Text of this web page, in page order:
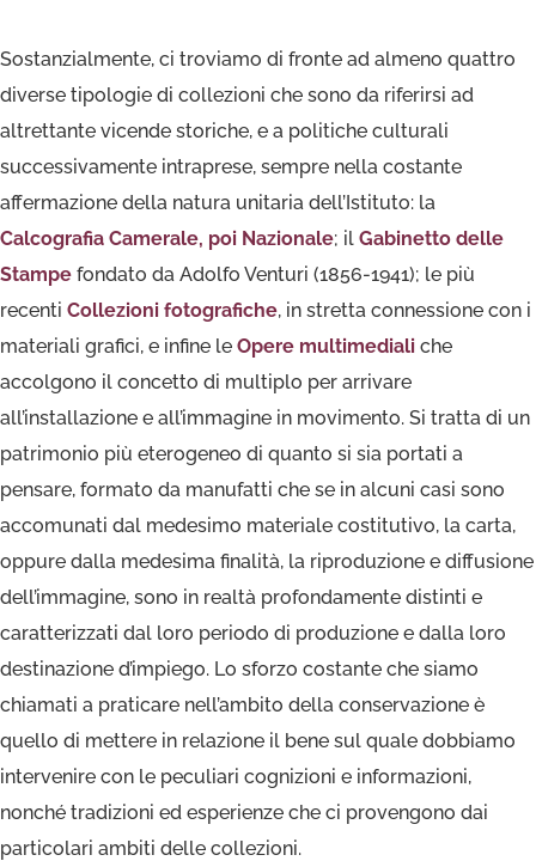
Sostanzialmente, ci troviamo di fronte ad almeno quattro
diverse tipologie di collezioni che sono da riferirsi ad
altrettante vicende storiche, e a politiche culturali
successivamente intraprese, sempre nella costante
affermazione della natura unitaria dell’Istituto: la
Calcografia Camerale, poi Nazionale; il Gabinetto delle
Stampe fondato da Adolfo Venturi (1856-1941); le più
recenti Collezioni fotografiche, in stretta connessione con i
materiali grafici, e infine le Opere multimediali che
accolgono il concetto di multiplo per arrivare
all’installazione e all’immagine in movimento. Si tratta di un
patrimonio più eterogeneo di quanto si sia portati a
pensare, formato da manufatti che se in alcuni casi sono
accomunati dal medesimo materiale costitutivo, la carta,
oppure dalla medesima finalità, la riproduzione e diffusione
dell’immagine, sono in realtà profondamente distinti e
caratterizzati dal loro periodo di produzione e dalla loro
destinazione d’impiego. Lo sforzo costante che siamo
chiamati a praticare nell’ambito della conservazione è
quello di mettere in relazione il bene sul quale dobbiamo
intervenire con le peculiari cognizioni e informazioni,
nonché tradizioni ed esperienze che ci provengono dai
particolari ambiti delle collezioni.